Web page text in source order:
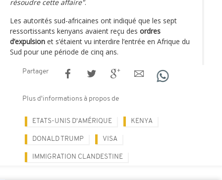
résoudre cette affaire".
Les autorités sud-africaines ont indiqué que les sept
ressortissants kenyans avaient reçu des ordres
d’expulsion et s’étaient vu interdire l’entrée en Afrique du
Sud pour une période de cinq ans.
Partager
Plus d'informations à propos de
ETATS-UNIS D'AMÉRIQUE KENYA
DONALD TRUMP VISA
IMMIGRATION CLANDESTINE